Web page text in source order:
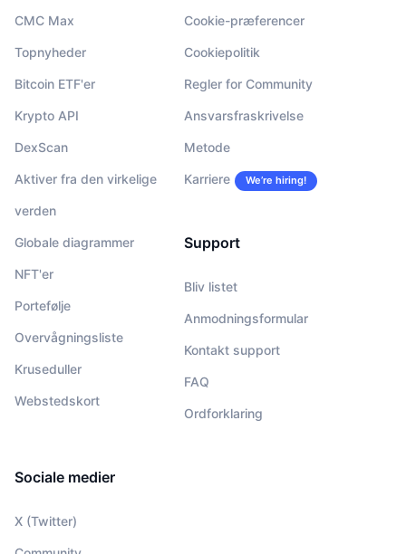
CMC Max
Topnyheder
Bitcoin ETF'er
Krypto API
DexScan
Aktiver fra den virkelige
verden
Globale diagrammer
NFT'er
Portefølje
Overvågningsliste
Kruseduller
Webstedskort
Cookie-præferencer
Cookiepolitik
Regler for Community
Ansvarsfraskrivelse
Metode
Karriere We’re hiring!
Support
Bliv listet
Anmodningsformular
Kontakt support
FAQ
Ordforklaring
Sociale medier
X (Twitter)